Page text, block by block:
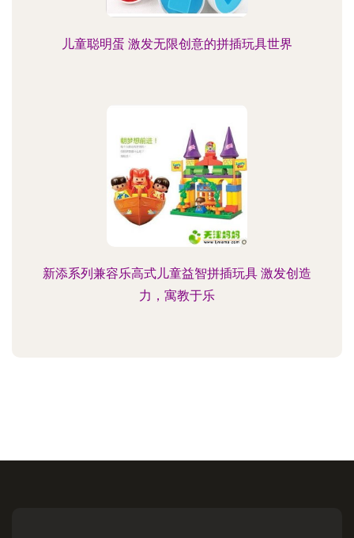
儿童聪明蛋 激发无限创意的拼插玩具世界
新添系列兼容乐高式儿童益智拼插玩具 激发创造
力，寓教于乐